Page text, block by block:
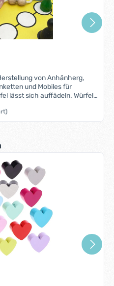
von Anhänherg,
und Mobiles für
lässt sich auffädeln. Würfel-
Alle Motivperlen sind
- also für Babys
x 16 mmMotiv: Würfel zum
3 mmHerstellungsland:
UNTER 3 JAHREN